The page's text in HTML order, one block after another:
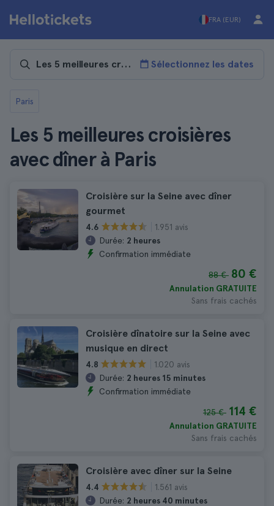
FRA (EUR)
Sélectionnez les dates
Paris
Les 5 meilleures croisières
avec dîner à Paris
Croisière sur la Seine avec dîner
gourmet
4.6
1.951 avis
Durée: 2 heures
Confirmation immédiate
88 € 80 €
Annulation GRATUITE
Sans frais cachés
Croisière dînatoire sur la Seine avec
musique en direct
4.8
1.020 avis
Durée: 2 heures 15 minutes
Confirmation immédiate
125 € 114 €
Annulation GRATUITE
Sans frais cachés
Croisière avec dîner sur la Seine
4.4
1.561 avis
Durée: 2 heures 40 minutes